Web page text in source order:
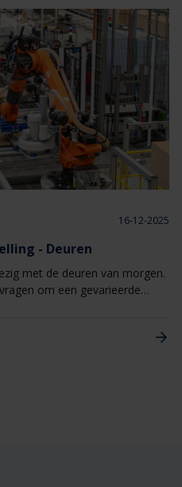
16-12-2025
- Deuren
met de deuren van morgen.
om een gevarieerde
en processen spelen we in op